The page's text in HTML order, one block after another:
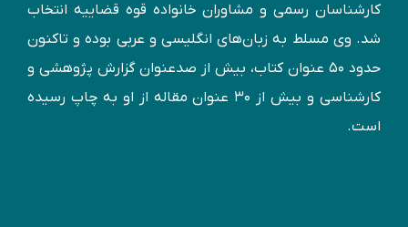
کارشناسان رسمی و مشاوران خانواده قوه قضاییه انتخاب
شد. وی مسلط به زبان‌های انگليسی و عربی بوده و تاكنون
حدود ۵۰ عنوان كتاب، بیش از صدعنوان گزارش پژوهشی و
کارشناسی و بيش از ۳۰ عنوان مقاله از او به چاپ رسيده
است.